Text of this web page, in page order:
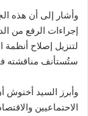
وأشار إلى أن هذه
إجراءات الرفع من
لتنزيل إصلاح أنظمة
ستُستأنف مناقشته
وأبرز السيد أخنوش
الاحتماعيين